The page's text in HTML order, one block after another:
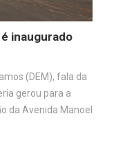
é inaugurado
(DEM), fala da
gerou para a
da Avenida Manoel